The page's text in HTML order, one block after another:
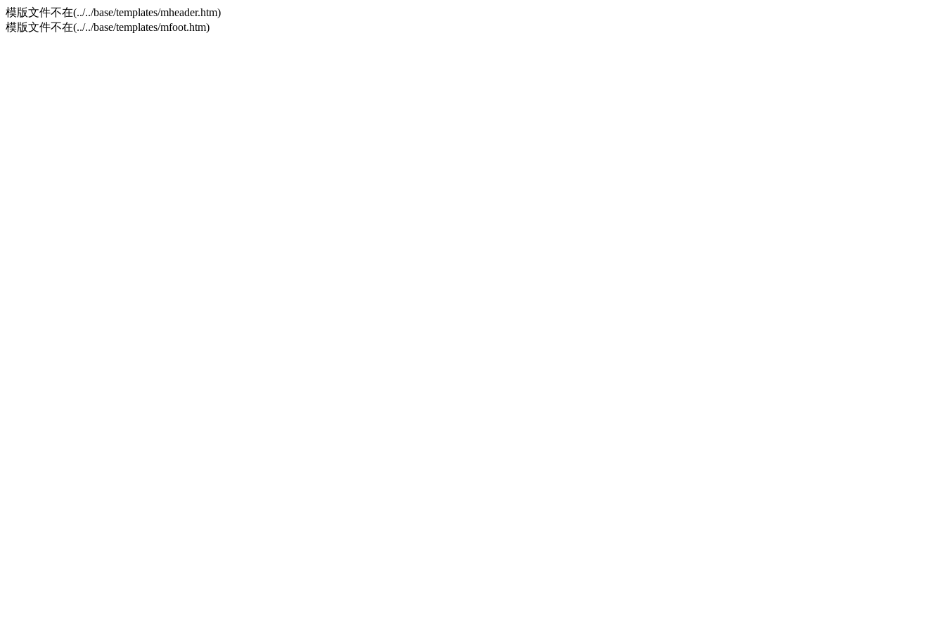
模版文件不在(../../base/templates/mheader.htm)
模版文件不在(../../base/templates/mfoot.htm)